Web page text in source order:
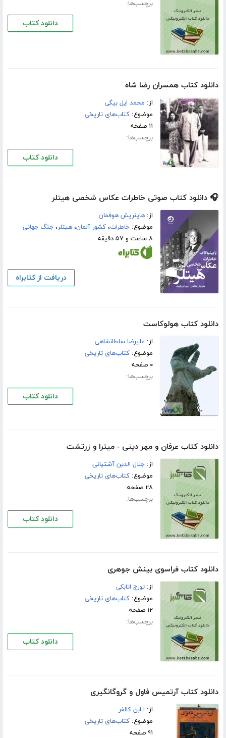
برچسب‌ها:
دانلود کتاب
دانلود کتاب همسران رضا شاه
از: محمد ایل بیگی
موضوع:کتاب‌های تاریخی
۱۱ صفحه
برچسب‌ها:
دانلود کتاب
🎧 دانلود کتاب صوتی خاطرات عکاس شخصی هیتلر
از:هاینریش هوفمان
موضوع:خاطرات،کشور آلمان،هیتلر،جنگ جهانی
۸ ساعت و ۵۷ دقیقه
دریافت از کتابراه
دانلود کتاب هولوکاست
از: علیرضا سلطانشاهی
موضوع:کتاب‌های تاریخی
۰ صفحه
برچسب‌ها:
دانلود کتاب
دانلود کتاب عرفان و مهر دینی - میترا و زرتشت
از:جلال الدین آشتیانی
موضوع:کتاب‌های تاریخی
۲۸ صفحه
برچسب‌ها:
دانلود کتاب
دانلود کتاب فراسوى بینش جوهرى
از:تورج اتابكى
موضوع:کتاب‌های تاریخی
۱۲ صفحه
برچسب‌ها:
دانلود کتاب
دانلود کتاب آرتمیس فاول و گروگانگیری
از: ا ابن کالفر
موضوع:کتاب‌های تاریخی
۹۱ صفحه